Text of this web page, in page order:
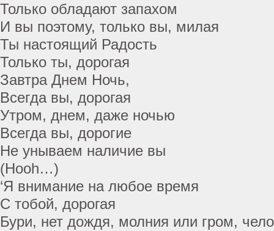
Только обладают запахом
И вы поэтому, только вы, милая
Ты настоящий Радость
Только ты, дорогая
Завтра Днем Ночь,
Всегда вы, дорогая
Утром, днем, даже ночью
Всегда вы, дорогие
Не унываем наличие вы
(Hooh…)
‘Я внимание на любое время
С тобой, дорогая
Бури, нет дождя, молния или гром,